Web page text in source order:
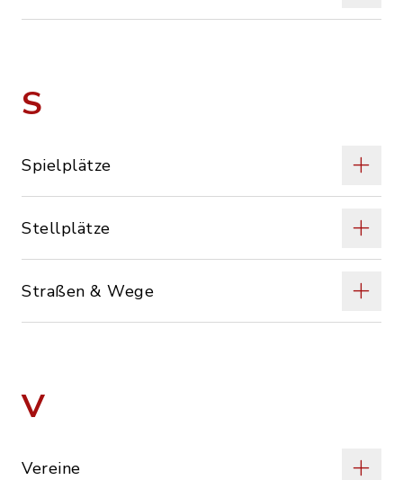
S
Spielplätze
Stellplätze
Straßen & Wege
V
Vereine